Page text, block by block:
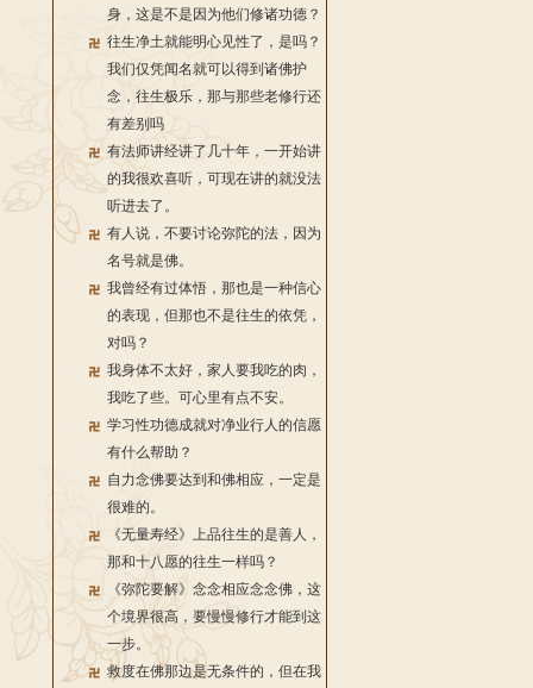
身，这是不是因为他们修诸功德？
往生净土就能明心见性了，是吗？
我们仅凭闻名就可以得到诸佛护
念，往生极乐，那与那些老修行还
有差别吗
有法师讲经讲了几十年，一开始讲
的我很欢喜听，可现在讲的就没法
听进去了。
有人说，不要讨论弥陀的法，因为
名号就是佛。
我曾经有过体悟，那也是一种信心
的表现，但那也不是往生的依凭，
对吗？
我身体不太好，家人要我吃的肉，
我吃了些。可心里有点不安。
学习性功德成就对净业行人的信愿
有什么帮助？
自力念佛要达到和佛相应，一定是
很难的。
《无量寿经》上品往生的是善人，
那和十八愿的往生一样吗？
《弥陀要解》念念相应念念佛，这
个境界很高，要慢慢修行才能到这
一步。
救度在佛那边是无条件的，但在我